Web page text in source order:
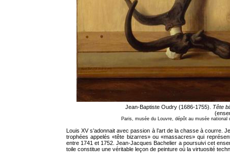
Jean-Baptiste Oudry (1686-1755). Tête
Paris, musée du Louvre, dépôt au musée
Louis XV s’adonnait avec passion à l’art de la chasse à
trophées appelés «tête bizarres» ou «massacres» qui
entre 1741 et 1752. Jean-Jacques Bachelier a poursuivi cet
toile constitue une véritable leçon de peinture où la virtuosité